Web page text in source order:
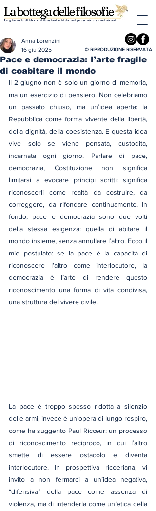
Un giornale di idee e riflessioni critiche sul presente e su noi stessi
Pace e democrazia: l’arte fragile
di coabitare il mondo
Anna Lorenzini
16 giu 2025
Il 2 giugno non è solo un giorno di memoria,
ma un esercizio di pensiero. Non celebriamo
un passato chiuso, ma un’idea aperta: la
Repubblica come forma vivente della libertà,
della dignità, della coesistenza. E questa idea
vive solo se viene pensata, custodita,
incarnata ogni giorno. Parlare di pace,
democrazia, Costituzione non significa
limitarsi a evocare principi scritti: significa
riconoscerli come realtà da costruire, da
correggere, da rifondare continuamente. In
fondo, pace e democrazia sono due volti
della stessa esigenza: quella di abitare il
mondo insieme, senza annullare l’altro. Ecco il
mio postulato: se la pace è la capacità di
riconoscere l’altro come interlocutore, la
democrazia è l’arte di rendere questo
riconoscimento una forma di vita condivisa,
una struttura del vivere civile.
La pace è troppo spesso ridotta a silenzio
delle armi, invece è un’opera di lungo respiro,
come ha suggerito Paul Ricœur: un processo
di riconoscimento reciproco, in cui l’altro
smette di essere ostacolo e diventa
interlocutore. In prospettiva ricoeriana, vi
invito a non fermarci a un’idea negativa,
“difensiva” della pace come assenza di
violenza, ma di intenderla come un’etica della
© RIPRODUZIONE RISERVATA